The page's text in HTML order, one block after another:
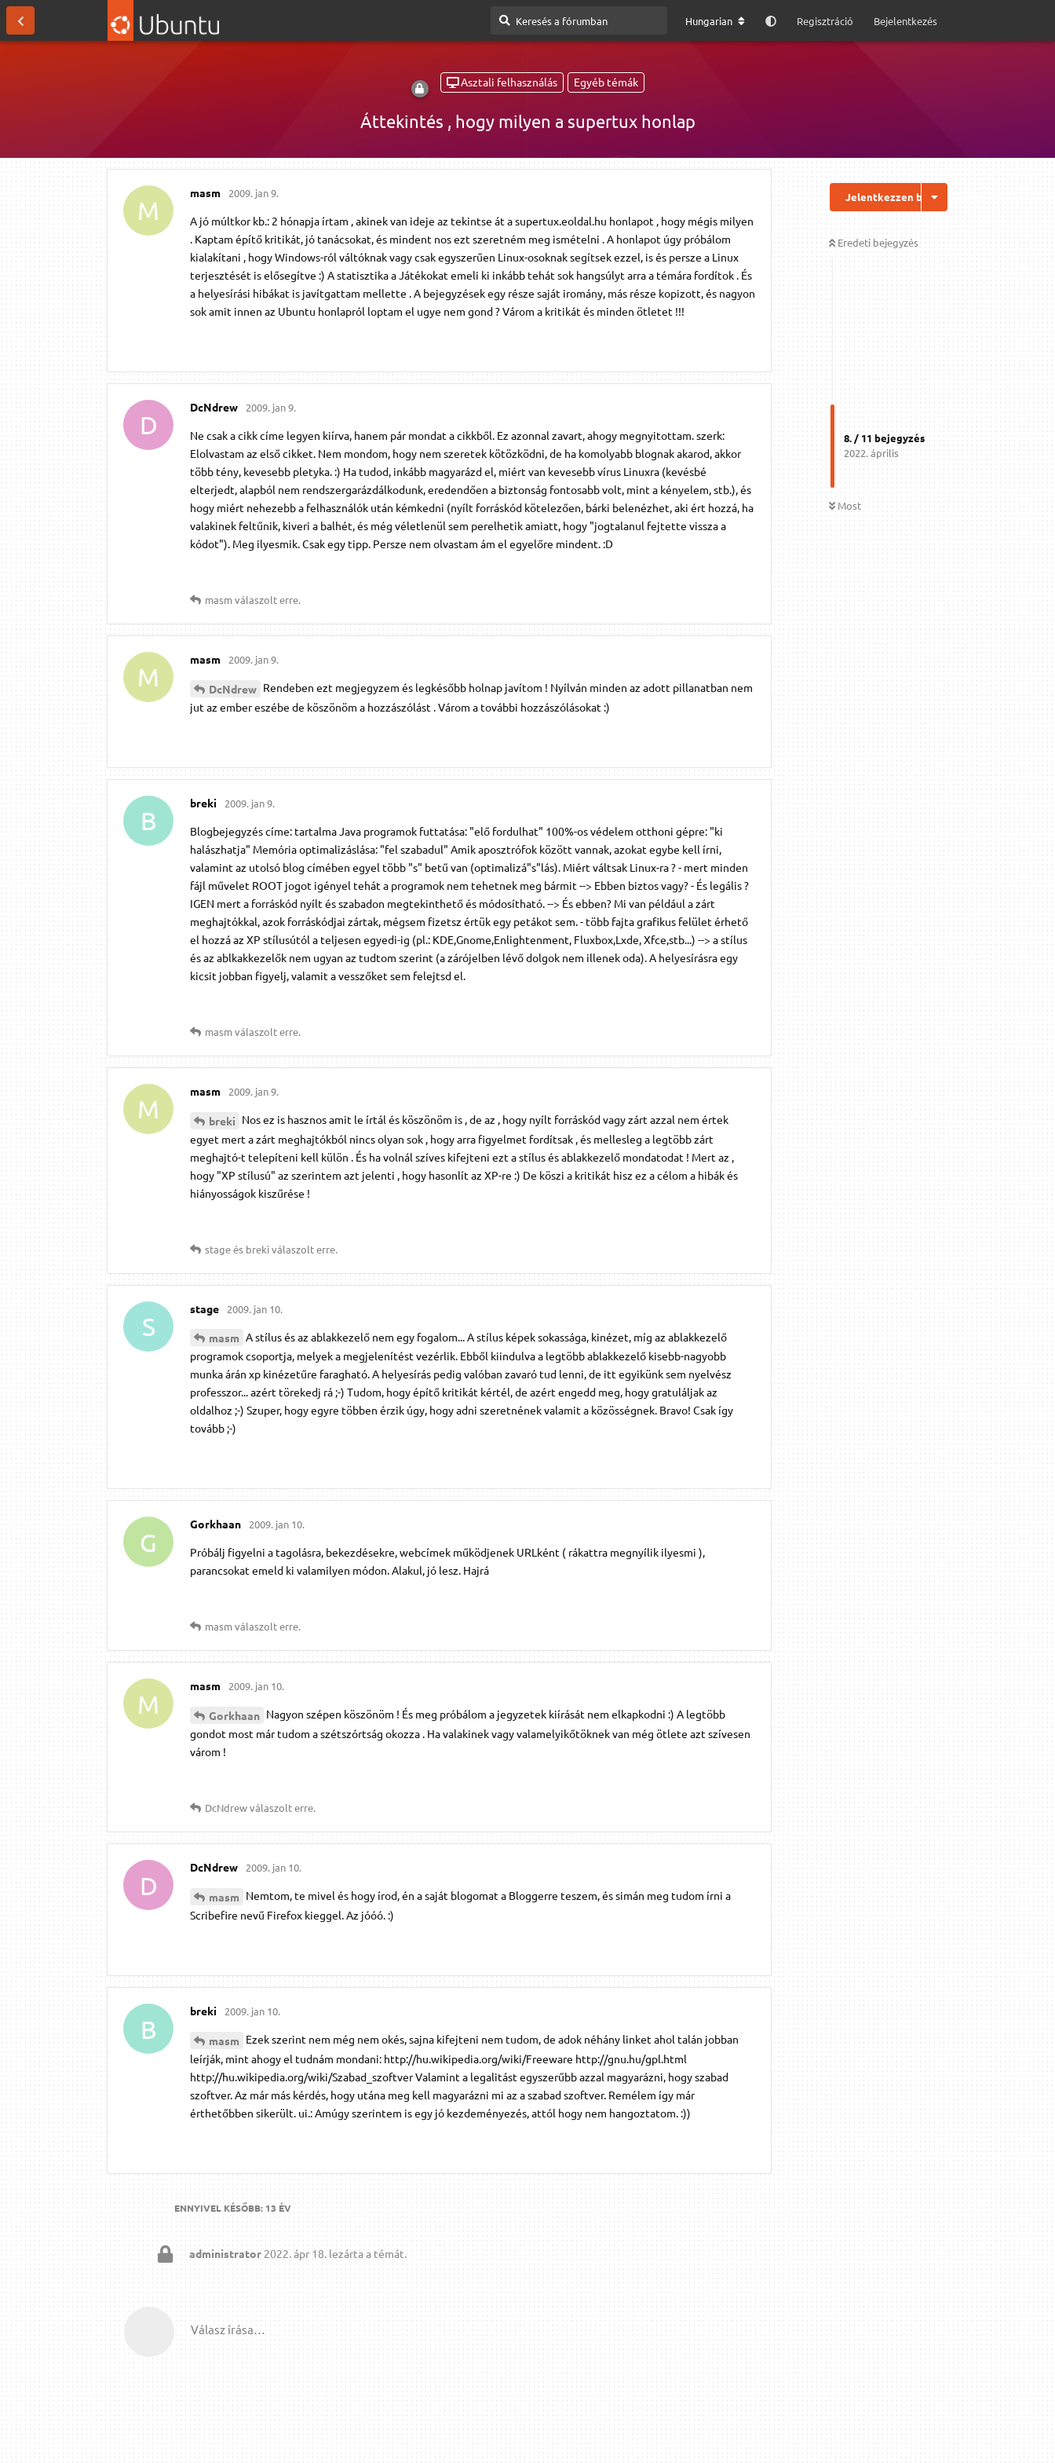
Hungarian Regisztráció Bejelentkezés
Asztali felhasználás Egyéb témák
Áttekintés , hogy milyen a supertux honlap
Jelentkezzen be a válaszhoz
Eredeti bejegyzés
8. /11bejegyzés
2022. április
Most
M
masm 2009. jan 9.
A jó múltkor kb.: 2 hónapja írtam , akinek van ideje az tekintse át a supertux.eoldal.hu honlapot , hogy mégis milyen
. Kaptam építő kritikát, jó tanácsokat, és mindent nos ezt szeretném meg ismételni . A honlapot úgy próbálom
kialakítani , hogy Windows-ról váltóknak vagy csak egyszerűen Linux-osoknak segítsek ezzel, is és persze a Linux
terjesztését is elősegítve :) A statisztika a Játékokat emeli ki inkább tehát sok hangsúlyt arra a témára fordítok . És
a helyesírási hibákat is javítgattam mellette . A bejegyzések egy része saját iromány, más része kopizott, és nagyon
sok amit innen az Ubuntu honlapról loptam el ugye nem gond ? Várom a kritikát és minden ötletet !!!
D
DcNdrew 2009. jan 9.
Ne csak a cikk címe legyen kiírva, hanem pár mondat a cikkből. Ez azonnal zavart, ahogy megnyitottam. szerk:
Elolvastam az első cikket. Nem mondom, hogy nem szeretek kötözködni, de ha komolyabb blognak akarod, akkor
több tény, kevesebb pletyka. :) Ha tudod, inkább magyarázd el, miért van kevesebb vírus Linuxra (kevésbé
elterjedt, alapból nem rendszergarázdálkodunk, eredendően a biztonság fontosabb volt, mint a kényelem, stb.), és
hogy miért nehezebb a felhasználók után kémkedni (nyílt forráskód kötelezően, bárki belenézhet, aki ért hozzá, ha
valakinek feltűnik, kiveri a balhét, és még véletlenül sem perelhetik amiatt, hogy "jogtalanul fejtette vissza a
kódot"). Meg ilyesmik. Csak egy tipp. Persze nem olvastam ám el egyelőre mindent. :D
masmválaszolt erre.
M
masm 2009. jan 9.
DcNdrew Rendeben ezt megjegyzem és legkésőbb holnap javítom ! Nyílván minden az adott pillanatban nem
jut az ember eszébe de köszönöm a hozzászólást . Várom a további hozzászólásokat :)
B
breki 2009. jan 9.
Blogbejegyzés címe: tartalma Java programok futtatása: "elő fordulhat" 100%-os védelem otthoni gépre: "ki
halászhatja" Memória optimalizáslása: "fel szabadul" Amik aposztrófok között vannak, azokat egybe kell írni,
valamint az utolsó blog címében egyel több "s" betű van (optimalizá"s"lás). Miért váltsak Linux-ra ? - mert minden
fájl művelet ROOT jogot igényel tehát a programok nem tehetnek meg bármit --> Ebben biztos vagy? - És legális ?
IGEN mert a forráskód nyílt és szabadon megtekinthető és módosítható. --> És ebben? Mi van például a zárt
meghajtókkal, azok forráskódjai zártak, mégsem fizetsz értük egy petákot sem. - több fajta grafikus felület érhető
el hozzá az XP stílusútól a teljesen egyedi-ig (pl.: KDE,Gnome,Enlightenment, Fluxbox,Lxde, Xfce,stb...) --> a stílus
és az ablkakkezelők nem ugyan az tudtom szerint (a zárójelben lévő dolgok nem illenek oda). A helyesírásra egy
kicsit jobban figyelj, valamit a vesszőket sem felejtsd el.
masmválaszolt erre.
M
masm 2009. jan 9.
breki Nos ez is hasznos amit le írtál és köszönöm is , de az , hogy nyílt forráskód vagy zárt azzal nem értek
egyet mert a zárt meghajtókból nincs olyan sok , hogy arra figyelmet fordítsak , és mellesleg a legtöbb zárt
meghajtó-t telepíteni kell külön . És ha volnál szíves kifejteni ezt a stílus és ablakkezelő mondatodat ! Mert az ,
hogy "XP stílusú" az szerintem azt jelenti , hogy hasonlít az XP-re :) De köszi a kritikát hisz ez a célom a hibák és
hiányosságok kiszűrése !
stageés brekiválaszolt erre.
S
stage 2009. jan 10.
masm A stílus és az ablakkezelő nem egy fogalom... A stílus képek sokassága, kinézet, míg az ablakkezelő
programok csoportja, melyek a megjelenítést vezérlik. Ebből kiindulva a legtöbb ablakkezelő kisebb-nagyobb
munka árán xp kinézetűre faragható. A helyesírás pedig valóban zavaró tud lenni, de itt egyikünk sem nyelvész
professzor... azért törekedj rá ;-) Tudom, hogy építő kritikát kértél, de azért engedd meg, hogy gratuláljak az
oldalhoz ;-) Szuper, hogy egyre többen érzik úgy, hogy adni szeretnének valamit a közösségnek. Bravo! Csak így
tovább ;-)
G
Gorkhaan 2009. jan 10.
Próbálj figyelni a tagolásra, bekezdésekre, webcímek működjenek URLként ( rákattra megnyílik ilyesmi ),
parancsokat emeld ki valamilyen módon. Alakul, jó lesz. Hajrá
masmválaszolt erre.
M
masm 2009. jan 10.
Gorkhaan Nagyon szépen köszönöm ! És meg próbálom a jegyzetek kiírását nem elkapkodni :) A legtöbb
gondot most már tudom a szétszórtság okozza . Ha valakinek vagy valamelyikőtöknek van még ötlete azt szívesen
várom !
DcNdrewválaszolt erre.
D
DcNdrew 2009. jan 10.
masm Nemtom, te mivel és hogy írod, én a saját blogomat a Bloggerre teszem, és simán meg tudom írni a
Scribefire nevű Firefox kieggel. Az jóóó. :)
B
breki 2009. jan 10.
masm Ezek szerint nem még nem okés, sajna kifejteni nem tudom, de adok néhány linket ahol talán jobban
leírják, mint ahogy el tudnám mondani: http://hu.wikipedia.org/wiki/Freeware http://gnu.hu/gpl.html
http://hu.wikipedia.org/wiki/Szabad_szoftver Valamint a legalitást egyszerűbb azzal magyarázni, hogy szabad
szoftver. Az már más kérdés, hogy utána meg kell magyarázni mi az a szabad szoftver. Remélem így már
érthetőbben sikerült. ui.: Amúgy szerintem is egy jó kezdeményezés, attól hogy nem hangoztatom. :))
ENNYIVEL KÉSŐBB: 13 ÉV
administrator 2022. ápr 18. lezárta a témát.
Válasz írása…